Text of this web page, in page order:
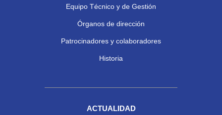
Equipo Técnico y de Gestión
Órganos de dirección
Patrocinadores y colaboradores
Historia
ACTUALIDAD